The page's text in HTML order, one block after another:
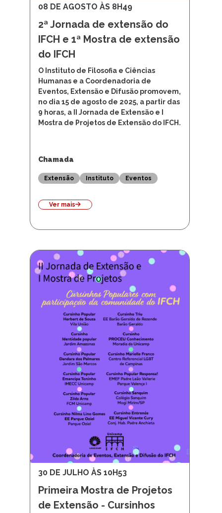
08 DE AGOSTO ÀS 8H49
2ª Jornada de extensão do
IFCH e 1ª Mostra de extensão
do IFCH
O Instituto de Filosofia e Ciências
Humanas e a Coordenadoria de
Eventos, Extensão e Difusão promovem,
no dia 15 de agosto de 2025, a partir das
9 horas, a II Jornada de Extensão e I
Mostra de Projetos de Extensão do IFCH.
Chamada
Extensão Instituto Eventos
Ver mais
30 DE JULHO ÀS 10H53
Primeira Mostra de Projetos
de Extensão - Cursinhos